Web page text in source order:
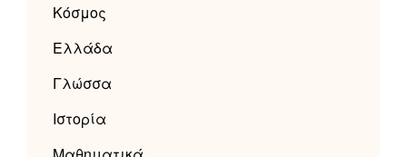
Κόσμος
Ελλάδα
Γλώσσα
Ιστορία